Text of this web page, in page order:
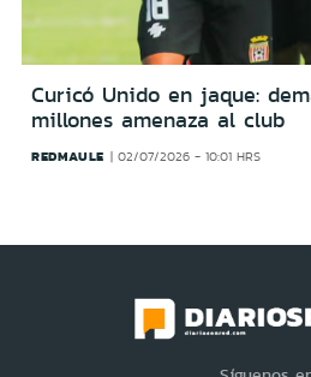
Curicó Unido en jaque:
millones amenaza al club
REDMAULE 02/07/2026 - 10:01 HRS